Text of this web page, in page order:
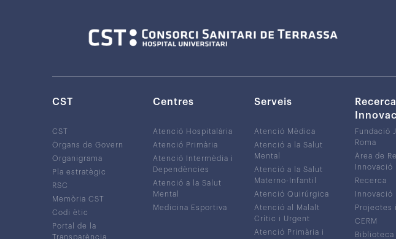
CST
CST
Òrgans de Govern
Organigrama
Pla estratègic
RSC
Memòria CST
Codi ètic
Portal de la
Transparència
Centres
Atenció Hospitalària
Atenció Primària
Atenció Intermèdia i
Dependències
Atenció a la Salut
Mental
Medicina Esportiva
Serveis
Atenció Mèdica
Atenció a la Salut
Mental
Atenció a la Salut
Materno-Infantil
Atenció Quirúrgica
Atenció al Malalt
Crític i Urgent
Atenció Primària i
Fundació
Roma
Àrea de
Innovació
Recerca
Innovació
Projectes
CERM
Biblioteca